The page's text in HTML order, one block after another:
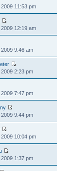
11:53 pm
12:19 am
9:46 am
2:23 pm
7:47 pm
9:44 pm
10:04 pm
1:37 pm